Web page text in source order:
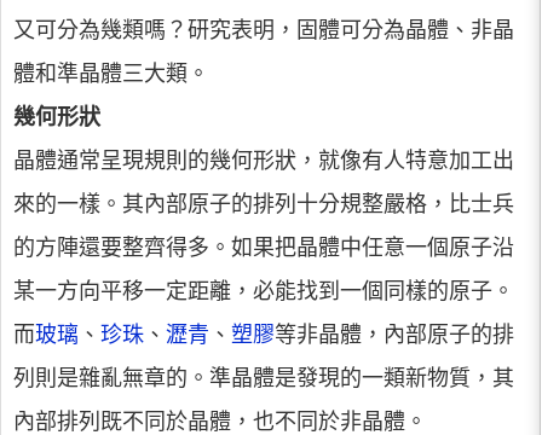
又可分為幾類嗎？研究表明，固體可分為晶體、非晶
體和準晶體三大類。
幾何形狀
晶體通常呈現規則的幾何形狀，就像有人特意加工出
來的一樣。其內部原子的排列十分規整嚴格，比士兵
的方陣還要整齊得多。如果把晶體中任意一個原子沿
某一方向平移一定距離，必能找到一個同樣的原子。
而玻璃 、 珍珠 、 瀝青 、 塑膠等非晶體，內部原子的排
列則是雜亂無章的。準晶體是發現的一類新物質，其
內部排列既不同於晶體，也不同於非晶體。